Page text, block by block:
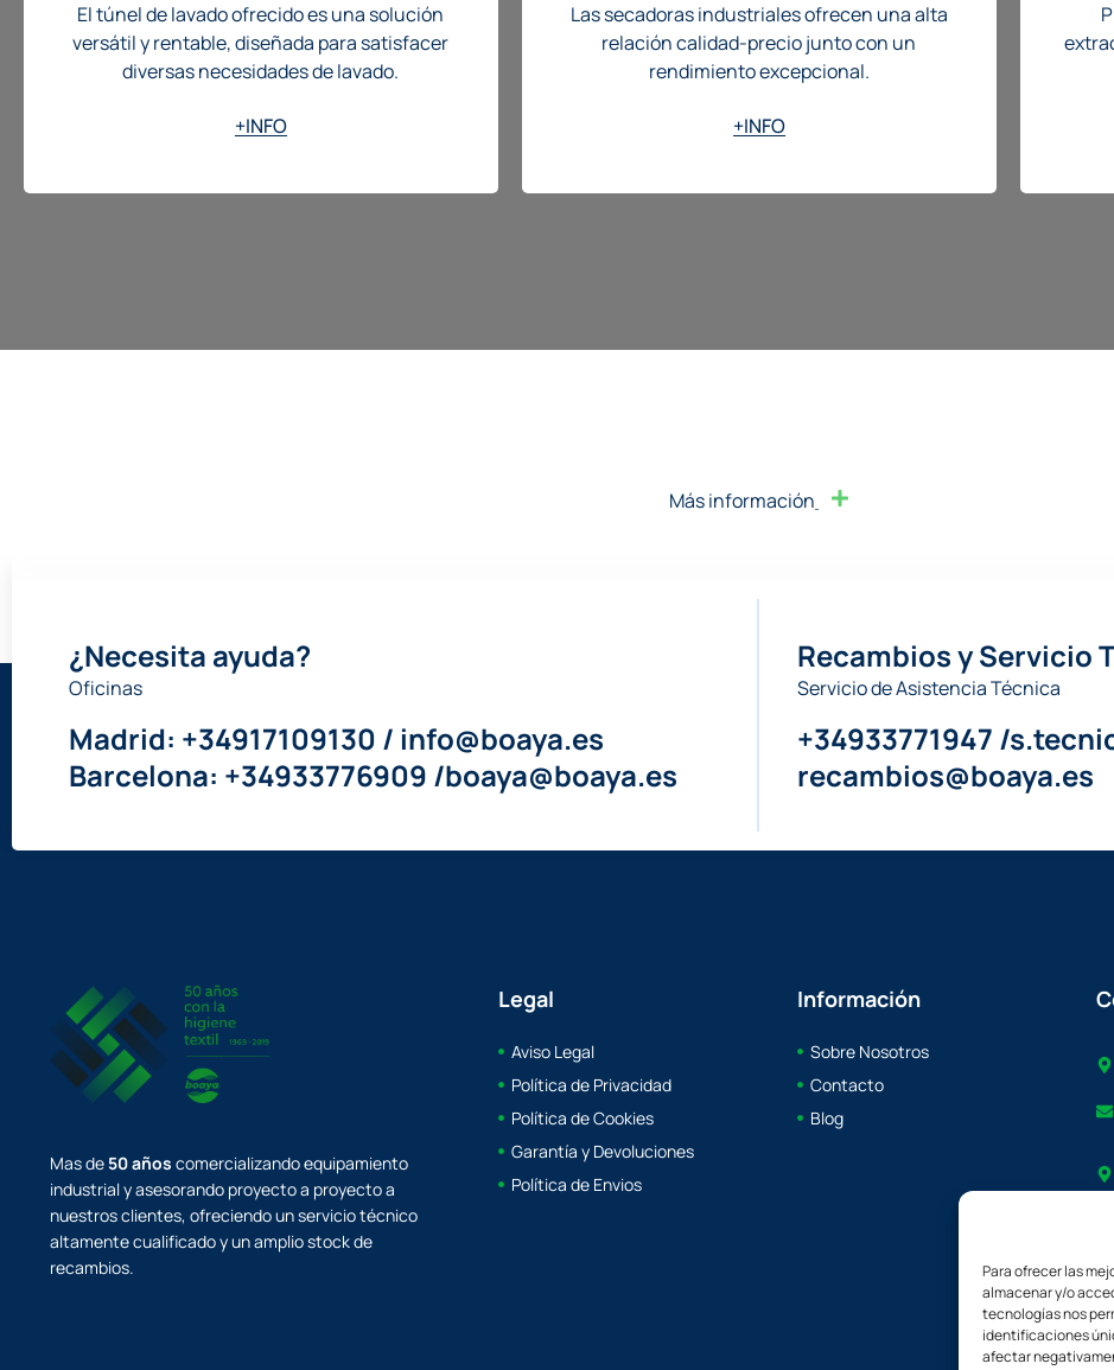
Para ofrecer las
almacenar y/o
tecnologías nos
identificaciones
afectar
El túnel de lavado ofrecido es una solución
versátil y rentable, diseñada para satisfacer
diversas necesidades de lavado.
+INFO
Las secadoras industriales ofrecen una alta
relación calidad-precio junto con un
rendimiento excepcional.
+INFO
Más información
¿Necesita ayuda?
Oficinas
Madrid: +34917109130 / info@boaya.es
Barcelona: +34933776909 /boaya@boaya.es
Recambios y Servicio
Servicio de Asistencia Técnica
+34933771947 /
recambios@boaya.es
Mas de 50 años comercializando equipamiento
industrial y asesorando proyecto a proyecto a
nuestros clientes, ofreciendo un servicio técnico
altamente cualificado y un amplio stock de
recambios.
Legal
Aviso Legal
Política de Privacidad
Política de Cookies
Garantía y Devoluciones
Política de Envios
Información
Sobre Nosotros
Contacto
Blog